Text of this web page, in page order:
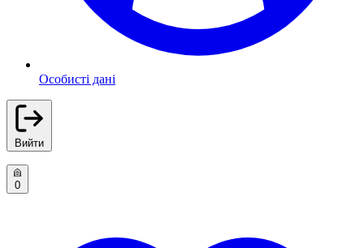
Особисті дані
Вийти
0